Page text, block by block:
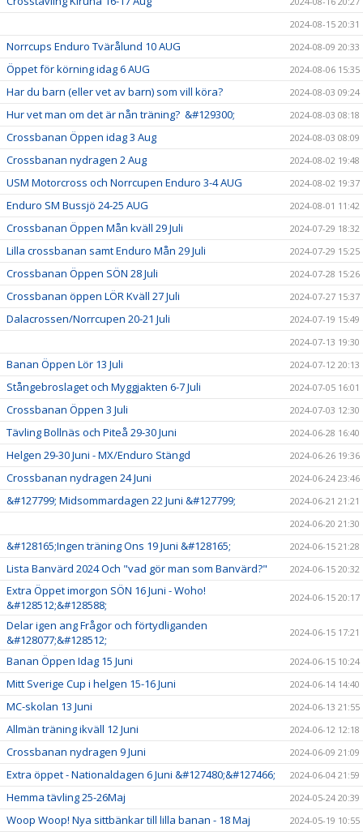
2024-08-15 20:31
Norrcups Enduro Tvärålund 10 AUG 2024-08-09 20:33
Öppet för körning idag 6 AUG 2024-08-06 15:35
Har du barn (eller vet av barn) som vill köra? 2024-08-03 09:24
Hur vet man om det är nån träning? &#129300; 2024-08-03 08:18
Crossbanan Öppen idag 3 Aug 2024-08-03 08:09
Crossbanan nydragen 2 Aug 2024-08-02 19:48
USM Motorcross och Norrcupen Enduro 3-4 AUG 2024-08-02 19:37
Enduro SM Bussjö 24-25 AUG 2024-08-01 11:42
Crossbanan Öppen Mån kväll 29 Juli 2024-07-29 18:32
Lilla crossbanan samt Enduro Mån 29 Juli 2024-07-29 15:25
Crossbanan Öppen SÖN 28 Juli 2024-07-28 15:26
Crossbanan öppen LÖR Kväll 27 Juli 2024-07-27 15:37
Dalacrossen/Norrcupen 20-21 Juli
2024-07-19 15:49
2024-07-13 19:30
Banan Öppen Lör 13 Juli 2024-07-12 20:13
Stångebroslaget och Myggjakten 6-7 Juli 2024-07-05 16:01
Crossbanan Öppen 3 Juli 2024-07-03 12:30
Tävling Bollnäs och Piteå 29-30 Juni 2024-06-28 16:40
Helgen 29-30 Juni - MX/Enduro Stängd 2024-06-26 19:36
Crossbanan nydragen 24 Juni 2024-06-24 23:46
&#127799; Midsommardagen 22 Juni &#127799;
2024-06-21 21:21
2024-06-20 21:30
&#128165;Ingen träning Ons 19 Juni &#128165; 2024-06-15 21:28
Lista Banvärd 2024 Och "vad gör man som Banvärd?" 2024-06-15 20:32
Extra Öppet imorgon SÖN 16 Juni - Woho!
&#128512;&#128588;
2024-06-15 20:17
Delar igen ang Frågor och förtydliganden
&#128077;&#128512;
2024-06-15 17:21
Banan Öppen Idag 15 Juni 2024-06-15 10:24
Mitt Sverige Cup i helgen 15-16 Juni 2024-06-14 14:40
MC-skolan 13 Juni 2024-06-13 21:55
Allmän träning ikväll 12 Juni 2024-06-12 12:18
Crossbanan nydragen 9 Juni 2024-06-09 21:09
Extra öppet - Nationaldagen 6 Juni &#127480;&#127466; 2024-06-04 21:59
Hemma tävling 25-26Maj 2024-05-24 20:39
Woop Woop! Nya sittbänkar till lilla banan - 18 Maj 2024-05-19 10:55